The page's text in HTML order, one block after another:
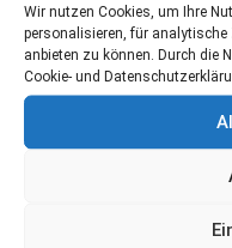
Wir nutzen Cookies, um Ihre
personalisieren, für analytische
anbieten zu können. Durch die
Cookie- und